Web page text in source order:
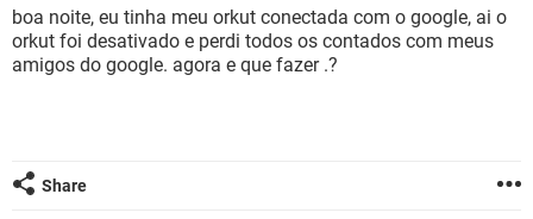
GUIA DE COMPRAS
INSTAGRAM GMAIL
GUIA DE COMPRAS
CELULAR FACEBOOK
OUTLOOK EXCEL
boa noite, eu tinha meu orkut conectada com o google, ai o
orkut foi desativado e perdi todos os contados com meus
amigos do google. agora e que fazer .?
Share